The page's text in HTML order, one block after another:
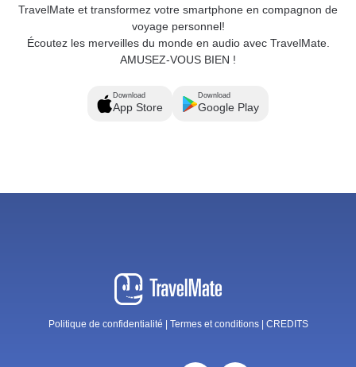
TravelMate et transformez votre smartphone en compagnon de
voyage personnel!
Écoutez les merveilles du monde en audio avec TravelMate.
AMUSEZ-VOUS BIEN !
Download
App Store
Download
Google Play
Politique de confidentialité Termes et conditions CREDITS